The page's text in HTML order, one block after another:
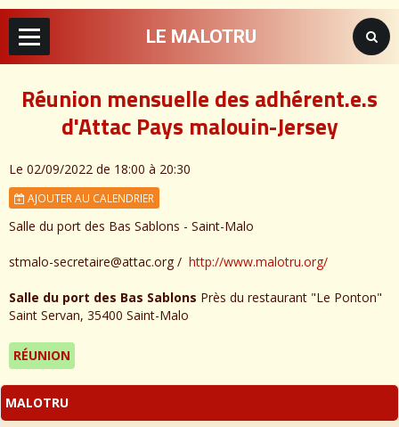
LE MALOTRU
Réunion mensuelle des adhérent.e.s
d'Attac Pays malouin-Jersey
Le 02/09/2022 de 18:00 à 20:30
AJOUTER AU CALENDRIER
Salle du port des Bas Sablons - Saint-Malo
stmalo-secretaire@attac.org http://www.malotru.org/
Salle du port des Bas Sablons Près du restaurant "Le Ponton"
Saint Servan, 35400 Saint-Malo
RÉUNION
MALOTRU